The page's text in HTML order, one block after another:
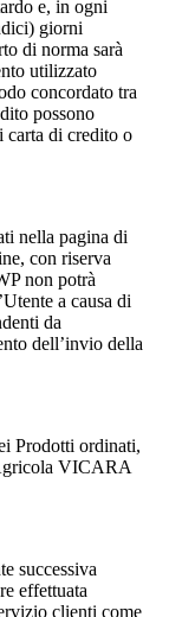
e, in ogni
giorni
di norma sarà
utilizzato
concordato tra
possono
carta di credito o
nella pagina di
con riserva
non potrà
a causa di
da
dell’invio della
Prodotti ordinati,
VICARA
successiva
effettuata
clienti come